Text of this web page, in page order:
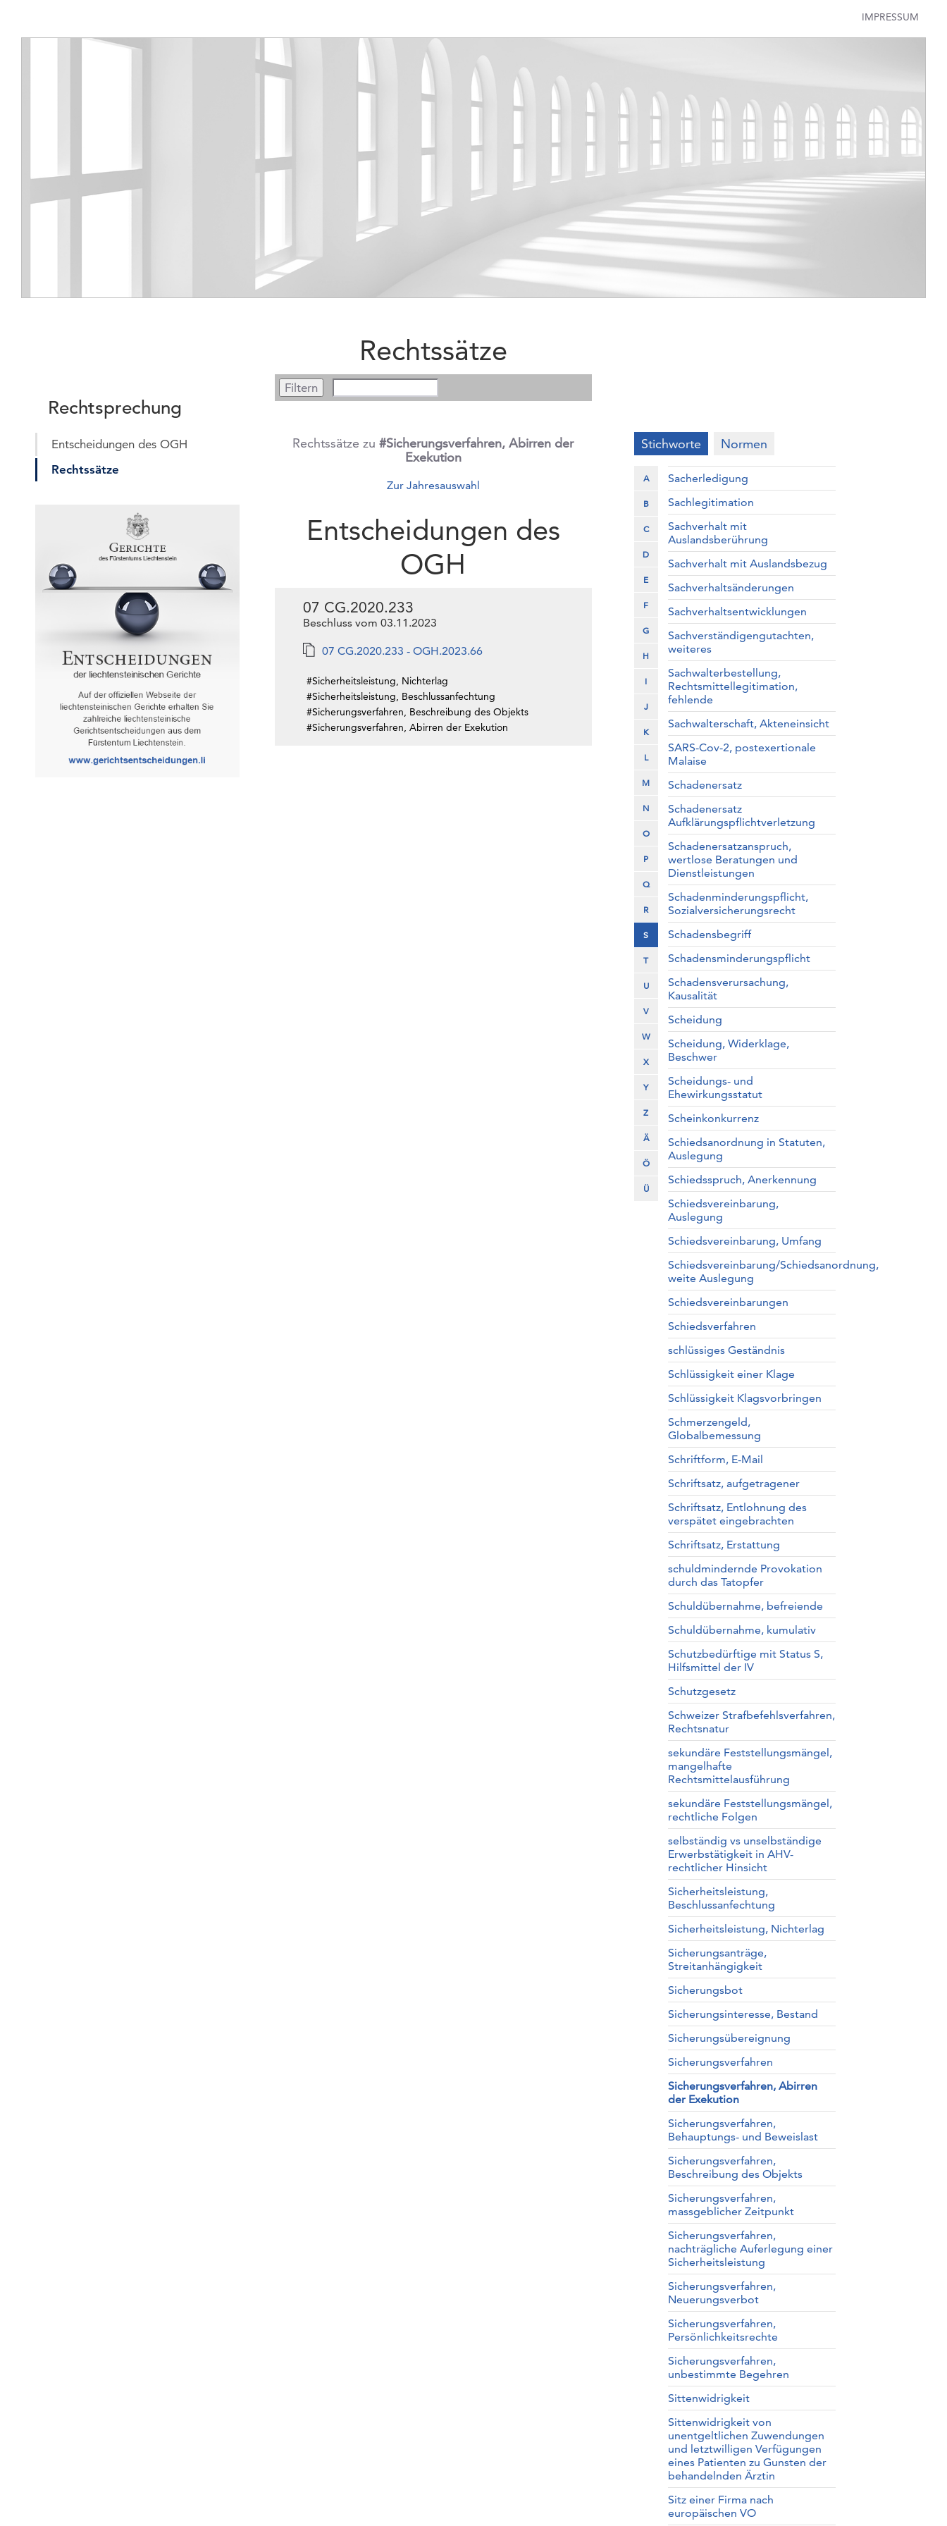
IMPRESSUM
Rechtsprechung
Entscheidungen des OGH
Rechtssätze
Rechtssätze
Rechtssätze zu#Sicherungsverfahren, Abirren der
Exekution
Zur Jahresauswahl
Entscheidungen des
OGH
07 CG.2020.233
Beschluss vom 03.11.2023
07 CG.2020.233 - OGH.2023.66
#Sicherheitsleistung, Nichterlag
#Sicherheitsleistung, Beschlussanfechtung
#Sicherungsverfahren, Beschreibung des Objekts
#Sicherungsverfahren, Abirren der Exekution
Stichworte Normen
A
B
C
D
E
F
G
H
I
J
K
L
M
N
O
P
Q
R
S
T
U
V
W
X
Y
Z
Ä
Ö
Ü
Sacherledigung
Sachlegitimation
Sachverhalt mit
Auslandsberührung
Sachverhalt mit Auslandsbezug
Sachverhaltsänderungen
Sachverhaltsentwicklungen
Sachverständigengutachten,
weiteres
Sachwalterbestellung,
Rechtsmittellegitimation,
fehlende
Sachwalterschaft, Akteneinsicht
SARS-Cov-2, postexertionale
Malaise
Schadenersatz
Schadenersatz
Aufklärungspflichtverletzung
Schadenersatzanspruch,
wertlose Beratungen und
Dienstleistungen
Schadenminderungspflicht,
Sozialversicherungsrecht
Schadensbegriff
Schadensminderungspflicht
Schadensverursachung,
Kausalität
Scheidung
Scheidung, Widerklage,
Beschwer
Scheidungs- und
Ehewirkungsstatut
Scheinkonkurrenz
Schiedsanordnung in Statuten,
Auslegung
Schiedsspruch, Anerkennung
Schiedsvereinbarung,
Auslegung
Schiedsvereinbarung, Umfang
Schiedsvereinbarung/Schiedsanordnung,
weite Auslegung
Schiedsvereinbarungen
Schiedsverfahren
schlüssiges Geständnis
Schlüssigkeit einer Klage
Schlüssigkeit Klagsvorbringen
Schmerzengeld,
Globalbemessung
Schriftform, E-Mail
Schriftsatz, aufgetragener
Schriftsatz, Entlohnung des
verspätet eingebrachten
Schriftsatz, Erstattung
schuldmindernde Provokation
durch das Tatopfer
Schuldübernahme, befreiende
Schuldübernahme, kumulativ
Schutzbedürftige mit Status S,
Hilfsmittel der IV
Schutzgesetz
Schweizer Strafbefehlsverfahren,
Rechtsnatur
sekundäre Feststellungsmängel,
mangelhafte
Rechtsmittelausführung
sekundäre Feststellungsmängel,
rechtliche Folgen
selbständig vs unselbständige
Erwerbstätigkeit in AHV-
rechtlicher Hinsicht
Sicherheitsleistung,
Beschlussanfechtung
Sicherheitsleistung, Nichterlag
Sicherungsanträge,
Streitanhängigkeit
Sicherungsbot
Sicherungsinteresse, Bestand
Sicherungsübereignung
Sicherungsverfahren
Sicherungsverfahren, Abirren
der Exekution
Sicherungsverfahren,
Behauptungs- und Beweislast
Sicherungsverfahren,
Beschreibung des Objekts
Sicherungsverfahren,
massgeblicher Zeitpunkt
Sicherungsverfahren,
nachträgliche Auferlegung einer
Sicherheitsleistung
Sicherungsverfahren,
Neuerungsverbot
Sicherungsverfahren,
Persönlichkeitsrechte
Sicherungsverfahren,
unbestimmte Begehren
Sittenwidrigkeit
Sittenwidrigkeit von
unentgeltlichen Zuwendungen
und letztwilligen Verfügungen
eines Patienten zu Gunsten der
behandelnden Ärztin
Sitz einer Firma nach
europäischen VO